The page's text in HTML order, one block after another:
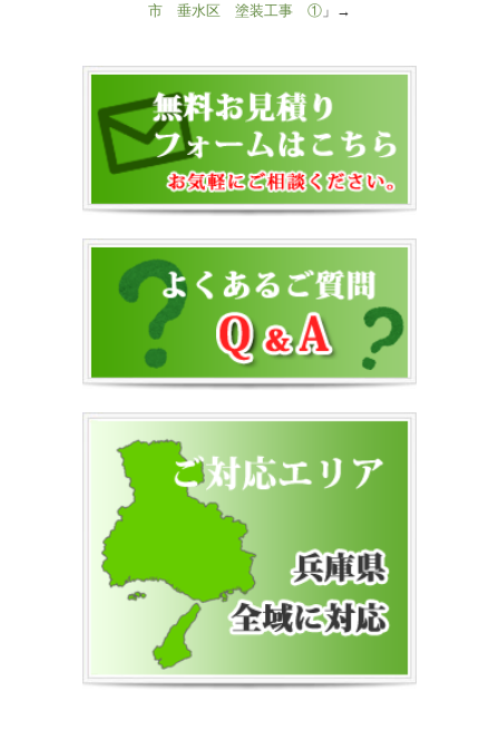
市 垂水区 塗装工事 ① 」→